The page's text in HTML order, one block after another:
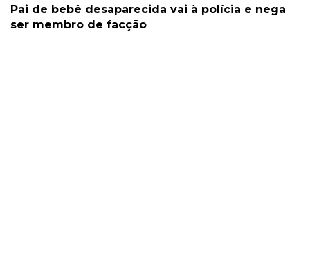
Pai de bebê desaparecida vai à polícia e nega
ser membro de facção